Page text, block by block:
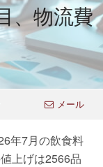
、物流費
メール
年7月の飲食料
上げは2566品